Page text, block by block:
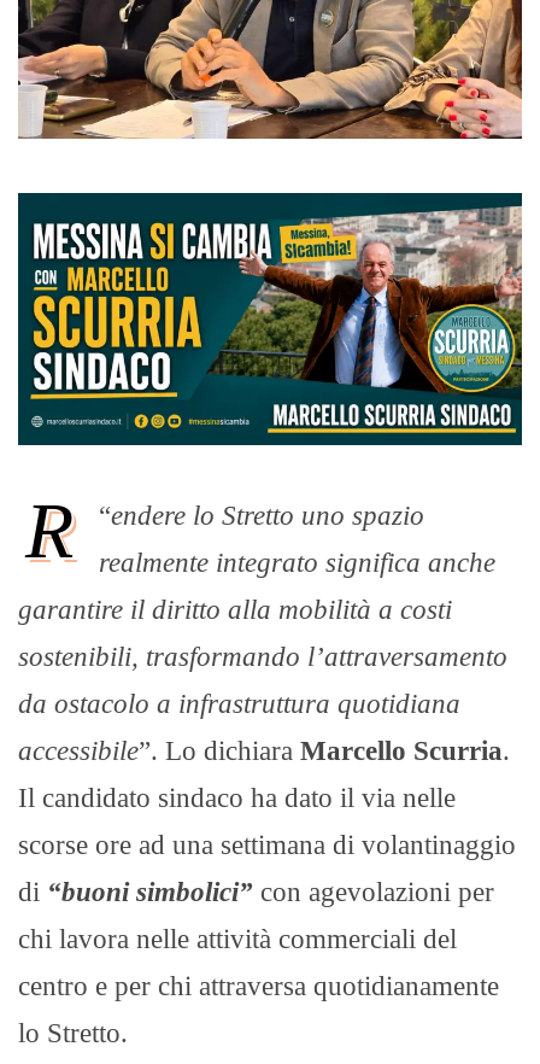
“
R
endere lo Stretto uno spazio
realmente integrato significa anche
garantire il diritto alla mobilità a costi
sostenibili, trasformando l’attraversamento
da ostacolo a infrastruttura quotidiana
accessibile”. Lo dichiara Marcello Scurria.
Il candidato sindaco ha dato il via nelle
scorse ore ad una settimana di volantinaggio
di “buoni simbolici” con agevolazioni per
chi lavora nelle attività commerciali del
centro e per chi attraversa quotidianamente
lo Stretto.